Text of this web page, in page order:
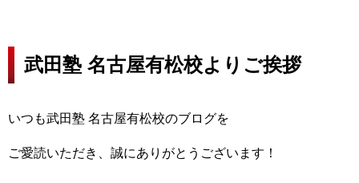
武田塾 名古屋有松校よりご挨拶
いつも武田塾 名古屋有松校のブログを
ご愛読いただき、 誠にありがとうございます！